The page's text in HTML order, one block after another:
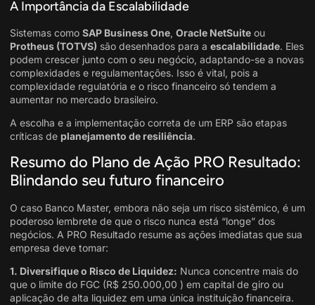
A Importância da Escalabilidade
Sistemas como SAP Business One, Oracle NetSuite ou
Protheus (TOTVS) são desenhados para a escalabilidade. Eles
podem crescer junto com o seu negócio, adaptando-se a novas
complexidades e regulamentações. Isso é vital, pois a
complexidade regulatória e o risco financeiro só tendem a
aumentar no mercado brasileiro.
A escolha e a implementação correta de um ERP são etapas
críticas de planejamento de resiliência.
Resumo do Plano de Ação PRO Resultado:
Blindando seu futuro financeiro
O caso Banco Master, embora não seja um risco sistêmico, é um
poderoso lembrete de que o risco nunca está “longe” dos
negócios. A PRO Resultado resume as ações imediatas que sua
empresa deve tomar:
1. Diversifique o Risco de Liquidez: Nunca concentre mais do
que o limite do FGC (R$ 250.000,00 ) em capital de giro ou
aplicação de alta liquidez em uma única instituição financeira.